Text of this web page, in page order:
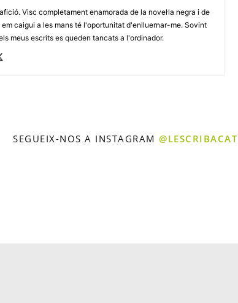
Visc completament enamorada de la novel·la negra i de
caigui a les mans té l'oportunitat d'enlluernar-me. Sovint
meus escrits es queden tancats a l'ordinador.
SEGUEIX-NOS A INSTAGRAM @LESCRIBACAT